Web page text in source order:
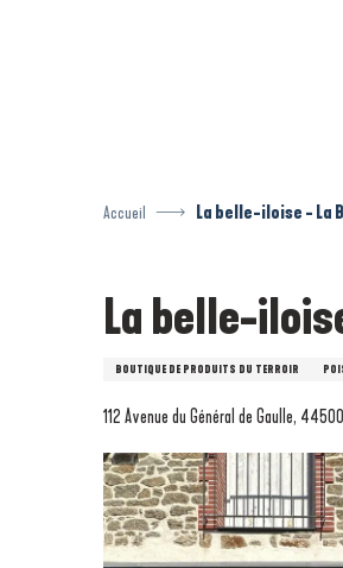
Accueil La belle-iloise - La
La belle-
BOUTIQUE DE PRODUITS DU TERROIR
112 Avenue du Général de Gaulle,